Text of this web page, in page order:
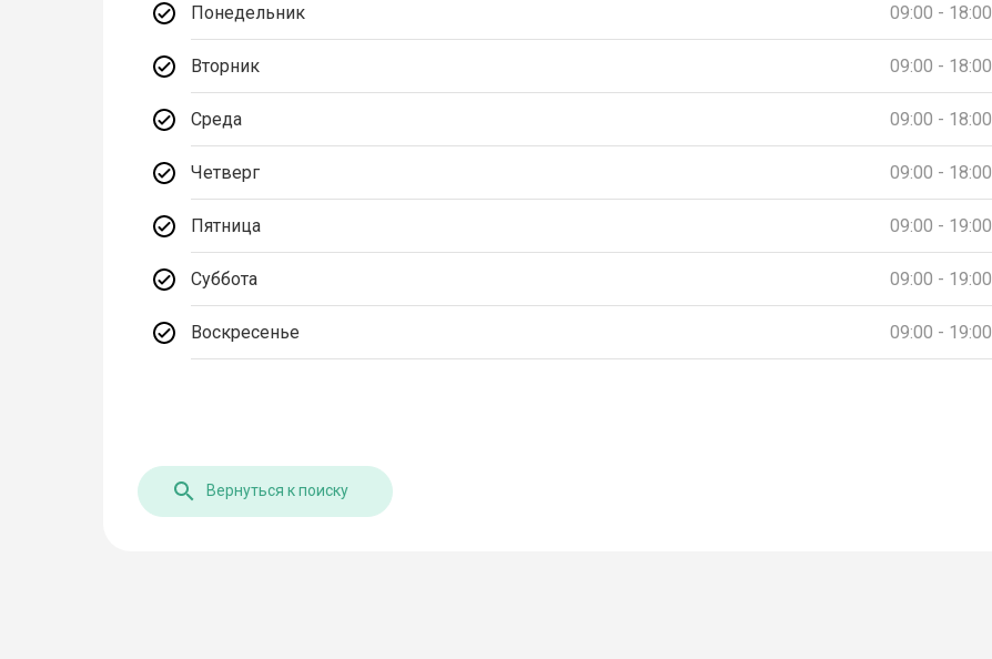
Понедельник 09:00 - 18:00
Вторник 09:00 - 18:00
Среда 09:00 - 18:00
Четверг 09:00 - 18:00
Пятница 09:00 - 19:00
Суббота 09:00 - 19:00
Воскресенье 09:00 - 19:00
Вернуться к поиску